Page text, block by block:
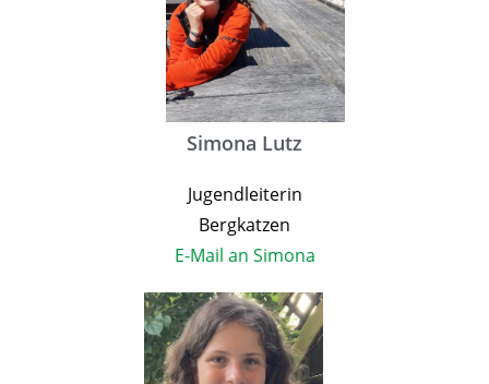
Simona Lutz
Jugendleiterin
Bergkatzen
E-Mail an Simona